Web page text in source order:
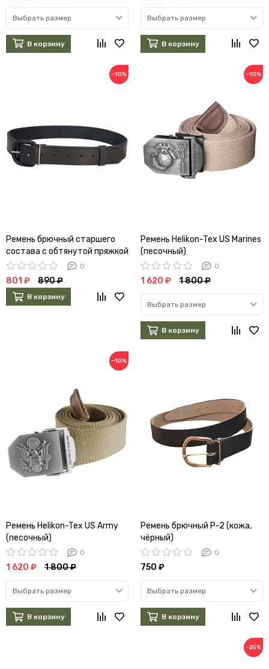
Выбрать размер
В корзину
Выбрать размер
В корзину
−10%
Ремень брючный старшего
состава с обтянутой пряжкой
(коричневый)
0
801 ₽ 890 ₽
В корзину
−10%
Ремень Helikon-Tex US Marines
(песочный)
0
1 620 ₽ 1 800 ₽
Выбрать размер
В корзину
−10%
Ремень Helikon-Tex US Army
(песочный)
0
1 620 ₽ 1 800 ₽
Выбрать размер
В корзину
Ремень брючный Р-2 (кожа,
чёрный)
0
750 ₽
Выбрать размер
В корзину
−25%